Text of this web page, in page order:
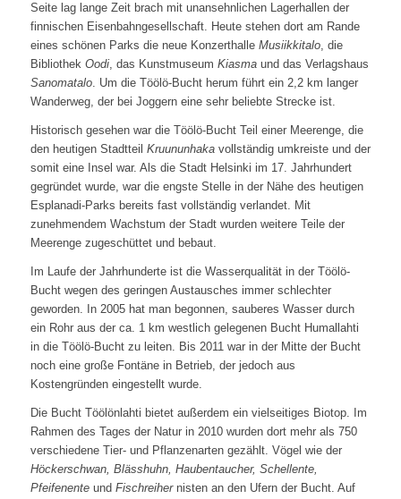
Seite lag lange Zeit brach mit unansehnlichen Lagerhallen der
finnischen Eisenbahngesellschaft. Heute stehen dort am Rande
eines schönen Parks die neue Konzerthalle Musiikkitalo, die
Bibliothek Oodi, das Kunstmuseum Kiasmaund das Verlagshaus
Sanomatalo. Um die Töölö-Bucht herum führt ein 2,2 km langer
Wanderweg, der bei Joggern eine sehr beliebte Strecke ist.
Historisch gesehen war die Töölö-Bucht Teil einer Meerenge, die
den heutigen Stadtteil Kruununhakavollständig umkreiste und der
somit eine Insel war. Als die Stadt Helsinki im 17. Jahrhundert
gegründet wurde, war die engste Stelle in der Nähe des heutigen
Esplanadi-Parks bereits fast vollständig verlandet. Mit
zunehmendem Wachstum der Stadt wurden weitere Teile der
Meerenge zugeschüttet und bebaut.
Im Laufe der Jahrhunderte ist die Wasserqualität in der Töölö-
Bucht wegen des geringen Austausches immer schlechter
geworden. In 2005 hat man begonnen, sauberes Wasser durch
ein Rohr aus der ca. 1 km westlich gelegenen Bucht Humallahti
in die Töölö-Bucht zu leiten. Bis 2011 war in der Mitte der Bucht
noch eine große Fontäne in Betrieb, der jedoch aus
Kostengründen eingestellt wurde.
Die Bucht Töölönlahti bietet außerdem ein vielseitiges Biotop. Im
Rahmen des Tages der Natur in 2010 wurden dort mehr als 750
verschiedene Tier- und Pflanzenarten gezählt. Vögel wie der
Höckerschwan, Blässhuhn, Haubentaucher, Schellente,
Pfeifenenteund Fischreihernisten an den Ufern der Bucht. Auf